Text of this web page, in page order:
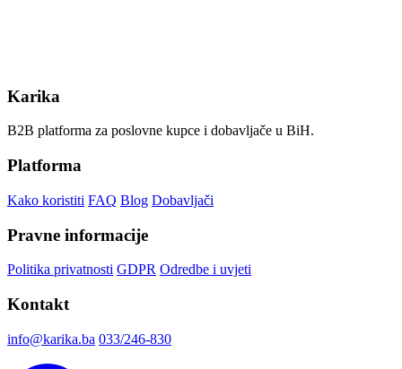
Karika
B2B platforma za poslovne kupce i dobavljače u BiH.
Platforma
Kako koristiti FAQ Blog Dobavljači
Pravne informacije
Politika privatnosti GDPR Odredbe i uvjeti
Kontakt
info@karika.ba 033/246-830